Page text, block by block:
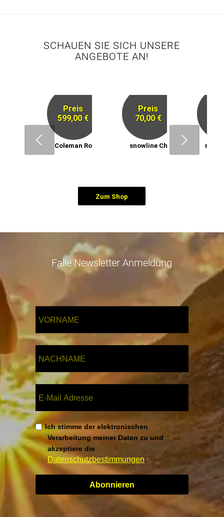
SCHAUEN SIE SICH UNSERE
ANGEBOTE AN!
Next
Preis
599,00 €
Coleman Rocky Mountain 5
Preis
70,00 €
snowline Chainsen ProXT
Zum Shop
Falle Newsletter Anmeldung
Ich stimme der elektronischen
Verarbeitung meiner Daten zu und
akzeptiere die
Datenschutzbestimmungen.
Abonnieren